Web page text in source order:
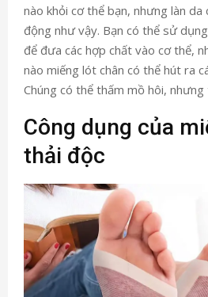
nào khỏi cơ thể bạn, nhưng làn da
động như vậy. Bạn có thể sử
để đưa các hợp chất vào cơ thể,
nào miếng lót chân có thể hút ra
Chúng có thể thấm mồ hôi,
Công dụng của
thải độc